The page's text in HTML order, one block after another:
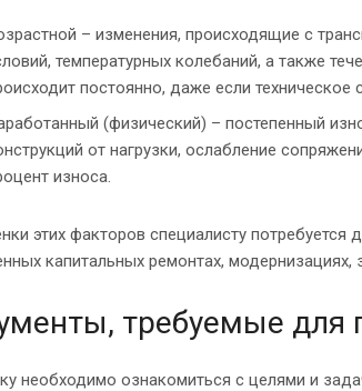
– изменения, происходящие с
температурных колебаний, а также
постоянно, даже если техническое
(физический) – постепенный
от нагрузки, ослабление
износа.
этих факторов специалисту
капитальных ремонтах, модернизациях,
требуемые для
необходимо ознакомиться с целями и